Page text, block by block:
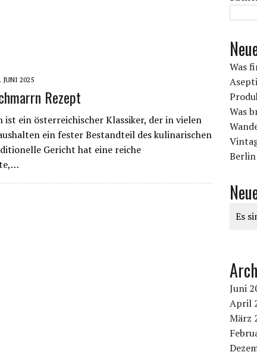
JUNI 2025
Rezept
ist ein österreichischer Klassiker, der in vielen
ein fester Bestandteil des kulinarischen
Gericht hat eine reiche
Was
Was
Es
Juni
April
März